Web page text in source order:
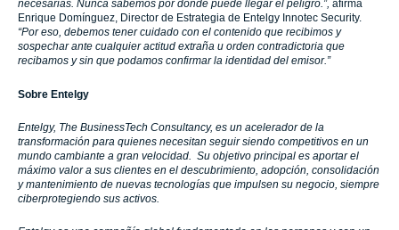
necesarias. Nunca sabemos por dónde puede llegar el peligro.”, afirma
Enrique Domínguez, Director de Estrategia de Entelgy Innotec Security.
“Por eso, debemos tener cuidado con el contenido que recibimos y
sospechar ante cualquier actitud extraña u orden contradictoria que
recibamos y sin que podamos confirmar la identidad del emisor.”
Sobre Entelgy
Entelgy, The BusinessTech Consultancy, es un acelerador de la
transformación para quienes necesitan seguir siendo competitivos en un
mundo cambiante a gran velocidad. Su objetivo principal es aportar el
máximo valor a sus clientes en el descubrimiento, adopción, consolidación
y mantenimiento de nuevas tecnologías que impulsen su negocio, siempre
ciberprotegiendo sus activos.